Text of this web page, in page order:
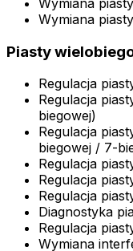
Wymiana
Piasty
Regulacja
Regulacja
biegowej)
Regulacja
biegowej / 7-
Regulacja
Regulacja
Regulacja
Diagnostyka
Regulacja
Wymiana